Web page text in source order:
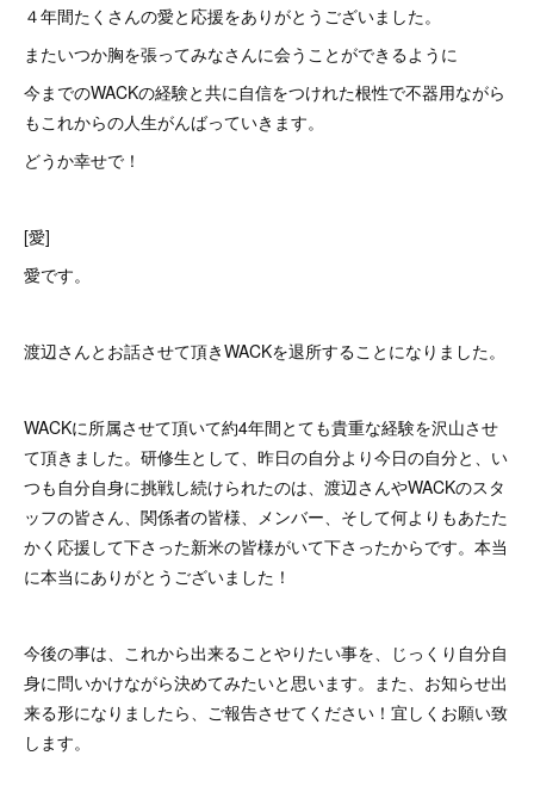
４年間たくさんの愛と応援をありがとうございました。
またいつか胸を張ってみなさんに会うことができるように
今までのWACKの経験と共に自信をつけれた根性で不器用ながら
もこれからの人生がんばっていきます。
どうか幸せで！
[愛]
愛です。
渡辺さんとお話させて頂きWACKを退所することになりました。
WACKに所属させて頂いて約4年間とても貴重な経験を沢山させ
て頂きました。研修生として、昨日の自分より今日の自分と、い
つも自分自身に挑戦し続けられたのは、渡辺さんやWACKのスタ
ッフの皆さん、関係者の皆様、メンバー、そして何よりもあたた
かく応援して下さった新米の皆様がいて下さったからです。本当
に本当にありがとうございました！
今後の事は、これから出来ることやりたい事を、じっくり自分自
身に問いかけながら決めてみたいと思います。また、お知らせ出
来る形になりましたら、ご報告させてください！宜しくお願い致
します。